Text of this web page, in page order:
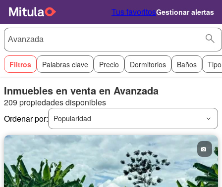
Tus favoritosGestionar alertas
Filtros Palabras clave Precio Dormitorios Baños
Inmuebles en venta en Avanzada
209 propiedades disponibles
Ordenar por:
Popularidad